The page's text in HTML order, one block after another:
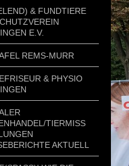
& FUNDTIERE
E.V.
REMS-MURR
& PHYSIO
TIERMISSH
P
AKTUELL